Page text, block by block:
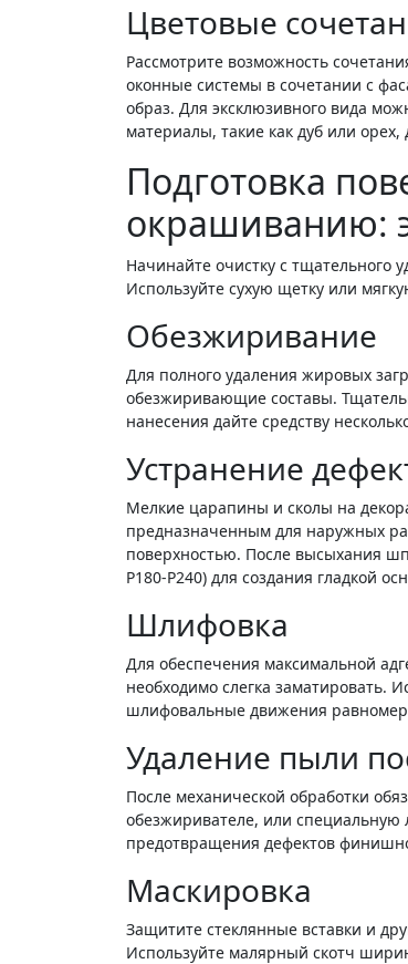
Цветовые
Рассмотрите возможность
оконные системы в сочетании с
образ. Для эксклюзивного вида
материалы, такие как дуб или
Подготовка
окрашиванию:
Начинайте очистку с тщательного
Используйте сухую щетку или
Обезжиривание
Для полного удаления жировых
обезжиривающие составы.
нанесения дайте средству
Устранение
Мелкие царапины и сколы на
предназначенным для наружных
поверхностью. После высыхания
P180-P240) для создания гладкой
Шлифовка
Для обеспечения максимальной
необходимо слегка заматировать.
шлифовальные движения
Удаление пыли
После механической обработки
обезжиривателе, или специальную
предотвращения дефектов
Маскировка
Защитите стеклянные вставки и
Используйте малярный скотч